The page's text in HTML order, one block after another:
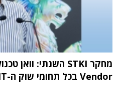
Vendor בכל תחומי שוק ה-IT